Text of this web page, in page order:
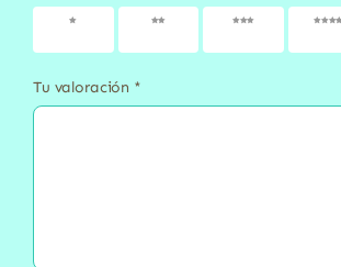
1 de 5
2 de 5
3 de 5
4 de 5
Tu valoración *